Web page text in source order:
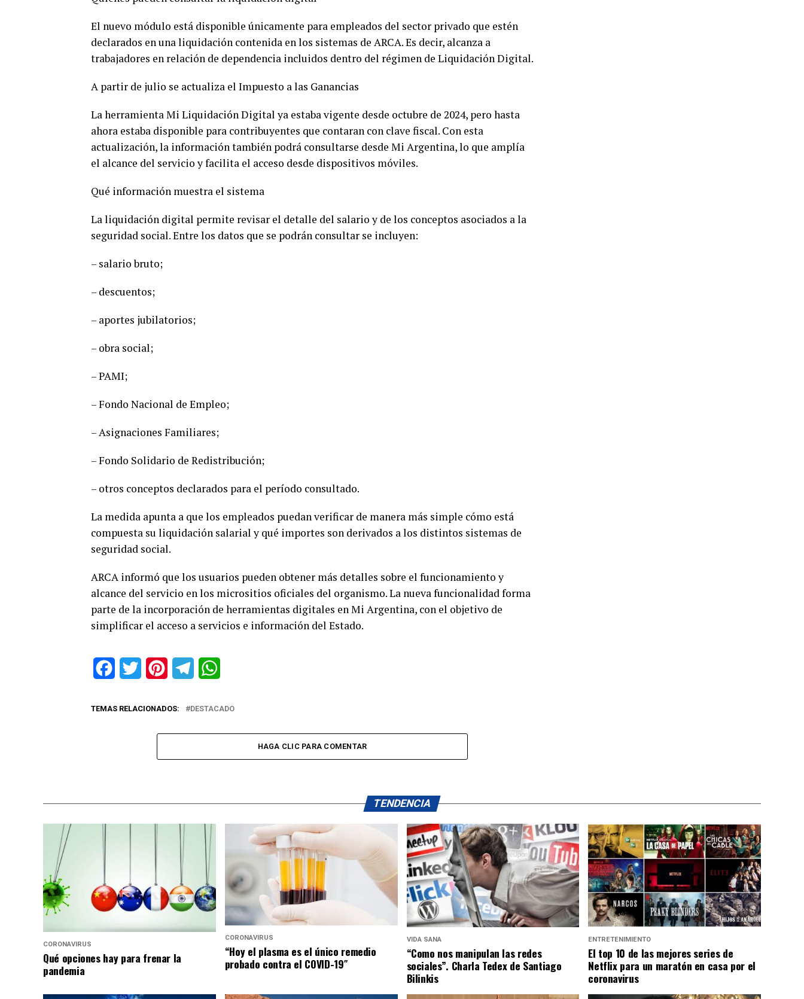
El nuevo módulo está disponible únicamente para empleados del sector privado que estén
declarados en una liquidación contenida en los sistemas de ARCA. Es decir, alcanza a
trabajadores en relación de dependencia incluidos dentro del régimen de Liquidación Digital.
A partir de julio se actualiza el Impuesto a las Ganancias
La herramienta Mi Liquidación Digital ya estaba vigente desde octubre de 2024, pero hasta
ahora estaba disponible para contribuyentes que contaran con clave fiscal. Con esta
actualización, la información también podrá consultarse desde Mi Argentina, lo que amplía
el alcance del servicio y facilita el acceso desde dispositivos móviles.
Qué información muestra el sistema
La liquidación digital permite revisar el detalle del salario y de los conceptos asociados a la
seguridad social. Entre los datos que se podrán consultar se incluyen:
– salario bruto;
– descuentos;
– aportes jubilatorios;
– obra social;
– PAMI;
– Fondo Nacional de Empleo;
– Asignaciones Familiares;
– Fondo Solidario de Redistribución;
– otros conceptos declarados para el período consultado.
La medida apunta a que los empleados puedan verificar de manera más simple cómo está
compuesta su liquidación salarial y qué importes son derivados a los distintos sistemas de
seguridad social.
ARCA informó que los usuarios pueden obtener más detalles sobre el funcionamiento y
alcance del servicio en los micrositios oficiales del organismo. La nueva funcionalidad forma
parte de la incorporación de herramientas digitales en Mi Argentina, con el objetivo de
simplificar el acceso a servicios e información del Estado.
FacebookTwitter PinterestTelegram
TEMAS RELACIONADOS: DESTACADO
HAGA CLIC PARA COMENTAR
TENDENCIA
CORONAVIRUS
Qué opciones hay para frenar la
pandemia
CORONAVIRUS
“Hoy el plasma es el único remedio
probado contra el COVID-19″
VIDA SANA
“Como nos manipulan las redes
sociales”. Charla Tedex de Santiago
Bilinkis
ENTRETENIMIENTO
El top 10 de las mejores series de
Netflix para un maratón en casa por el
coronavirus